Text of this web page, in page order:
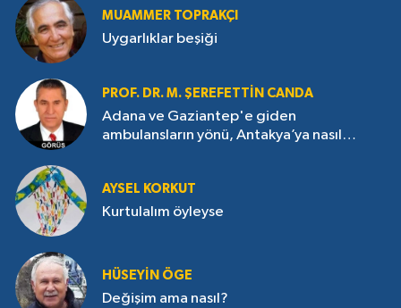
MUAMMER TOPRAKÇI
Uygarlıklar beşiği
PROF. DR. M. ŞEREFETTIN CANDA
Adana ve Gaziantep'e giden
ambulansların yönü, Antakya’ya nasıl
AYSEL KORKUT
Kurtulalım öyleyse
HÜSEYIN ÖGE
Değişim ama nasıl?